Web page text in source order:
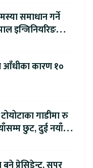
समाधान गर्ने
इन्जिनियरिङ
आँधीका कारण १०
गाडीमा रु
छुट, दुई नयाँ